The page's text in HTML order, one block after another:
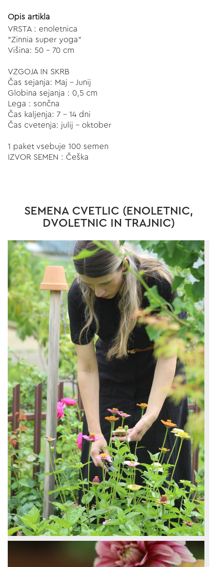
Opis artikla
VRSTA : enoletnica
"Zinnia super yoga"
Višina: 50 - 70 cm
VZGOJA IN SKRB
Čas sejanja: Maj - Junij
Globina sejanja : 0,5 cm
Lega : sončna
Čas kaljenja: 7 - 14 dni
Čas cvetenja: julij - oktober
1 paket vsebuje 100 semen
IZVOR SEMEN : Češka
SEMENA CVETLIC (ENOLETNIC,
DVOLETNIC IN TRAJNIC)